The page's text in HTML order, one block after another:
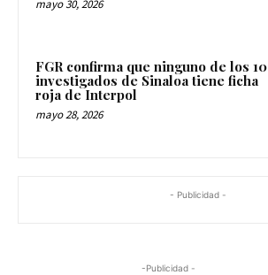
mayo 30, 2026
FGR confirma que ninguno de los 10
investigados de Sinaloa tiene ficha
roja de Interpol
mayo 28, 2026
- Publicidad -
-Publicidad -